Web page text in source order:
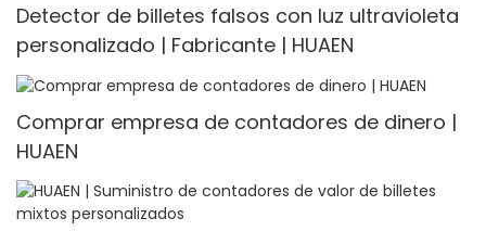
Detector de billetes falsos con luz ultravioleta
personalizado | Fabricante | HUAEN
Comprar empresa de contadores de dinero |
HUAEN